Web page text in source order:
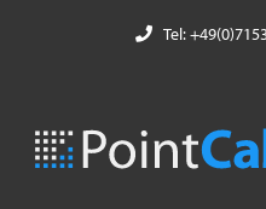
Tel: